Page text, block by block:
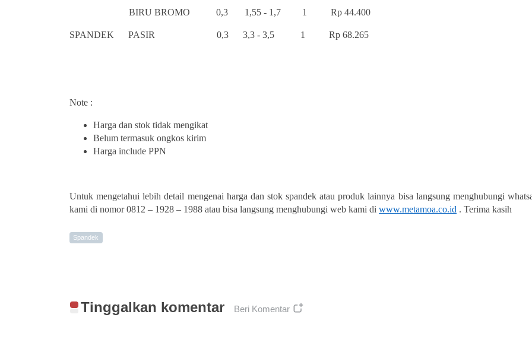
BIRU BROMO 0,3 1,55 - 1,7 1 Rp 44.400
SPANDEK PASIR 0,3 3,3 - 3,5 1 Rp 68.265
Note :
Harga dan stok tidak mengikat
Belum termasuk ongkos kirim
Harga include PPN
Untuk mengetahui lebih detail mengenai harga dan stok spandek atau produk lainnya bisa langsung menghubungi
kami di nomor 0812 – 1928 – 1988 atau bisa langsung menghubungi web kami di www.metamoa.co.id . Terima kasih
Spandek
Tinggalkan komentar Beri Komentar